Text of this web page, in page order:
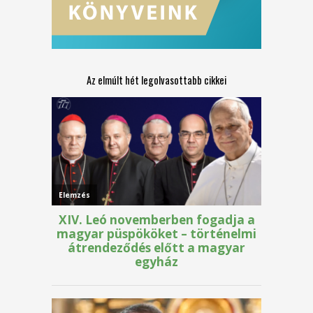
Az elmúlt hét legolvasottabb cikkei